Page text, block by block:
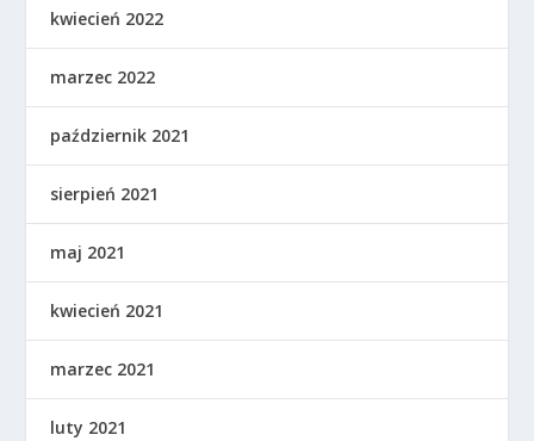
kwiecień 2022
marzec 2022
październik 2021
sierpień 2021
maj 2021
kwiecień 2021
marzec 2021
luty 2021